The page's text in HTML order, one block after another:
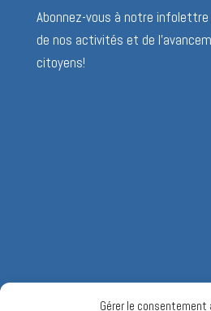
Gérer le consentement
Abonnez-vous à notre
de nos activités et de
citoyens!